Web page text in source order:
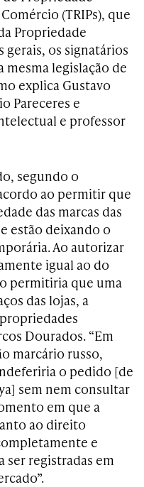
(TRIPs), que
Propriedade
gerais, os signatários
mesma legislação de
explica Gustavo
Pareceres e
e professor
segundo o
ao permitir que
das marcas das
estão deixando o
Ao autorizar
igual ao do
permitiria que uma
das lojas, a
Dourados. “Em
marcário russo,
o pedido [de
sem nem consultar
em que a
ao direito
e
ser registradas em